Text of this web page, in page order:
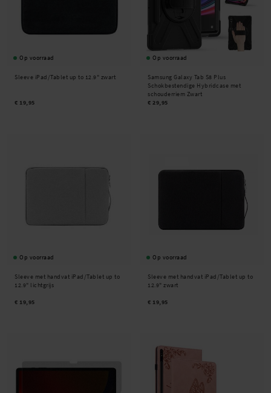
Op voorraad
Sleeve iPad/Tablet up to 12.9" zwart
€ 19,95
Op voorraad
Samsung Galaxy Tab S8 Plus
Schokbestendige Hybridcase met
schouderriem Zwart
€ 29,95
Op voorraad
Sleeve met handvat iPad/Tablet up to
12.9" lichtgrijs
€ 19,95
Op voorraad
Sleeve met handvat iPad/Tablet up to
12.9" zwart
€ 19,95